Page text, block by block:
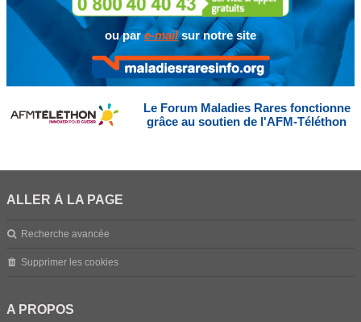
ou pare-mailsur notre site
Le Forum Maladies Rares fonctionne
grâce au soutien de l'AFM-Téléthon
ALLER À LA PAGE
Recherche avancée
Supprimer les cookies
A PROPOS